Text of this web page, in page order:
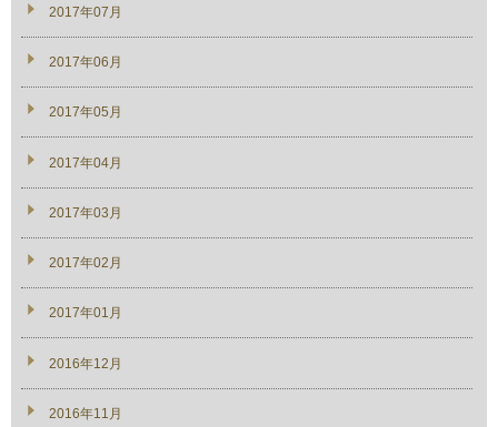
2017年07月
2017年06月
2017年05月
2017年04月
2017年03月
2017年02月
2017年01月
2016年12月
2016年11月